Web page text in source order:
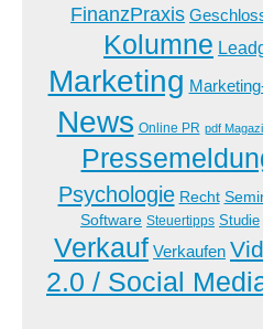
FinanzPraxis
Kolumne
Marketing
News Online PR pdf
Psychologie Recht
Software Steuertipps Studie
Verkauf Verkaufen
2.0 / Social